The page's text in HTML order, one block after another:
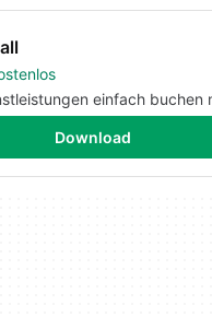
einfach buchen
Download